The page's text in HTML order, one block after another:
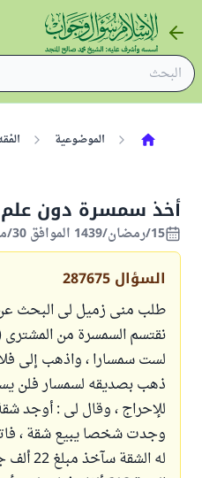
الموضوعية
أخذ سمسرة دون علم
15/رمضان/1439 الموافق 30/مايو/2018
السؤال 287675
طلب منى زميل لى البحث
نقتسم السمسرة من المشترى
لست سمسارا ، واذهب إلى
ذهب بصديقه لسمسار فلن
للإحراج ، وقال لى : أوجد
وجدت شخصا يبيع شقة ،
له